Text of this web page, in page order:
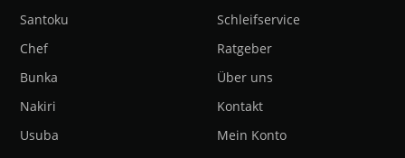
Santoku
Chef
Bunka
Nakiri
Usuba
Schleifservice
Ratgeber
Über uns
Kontakt
Mein Konto